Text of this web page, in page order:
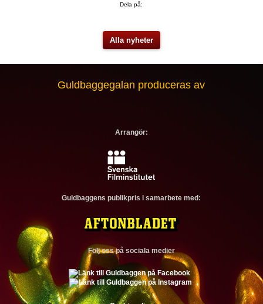
Dela på:
Alla nyheter
Guldbaggegalan produceras av
Arrangör:
Guldbaggens publikpris i samarbete med:
Följ oss på sociala medier